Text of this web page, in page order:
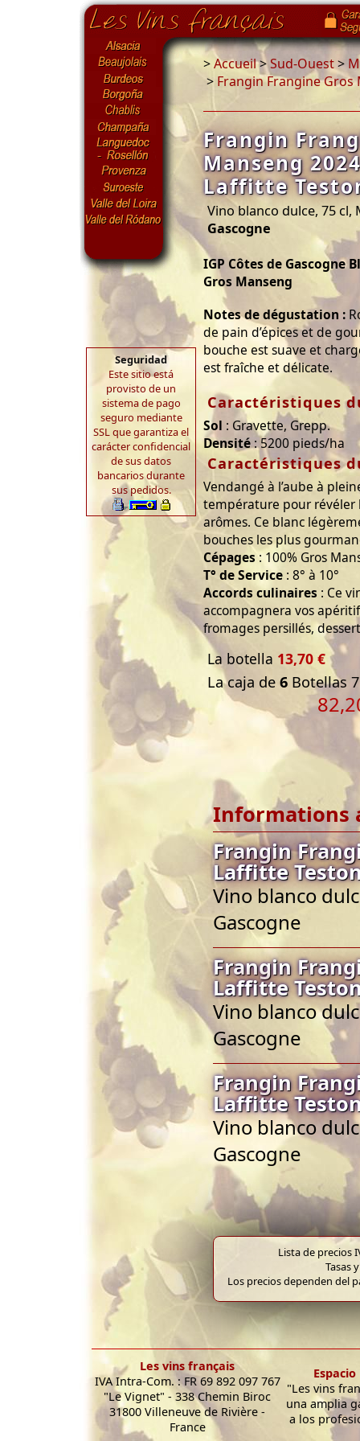
Seguridad
Este sitio está
provisto de un
sistema de pago
seguro mediante
SSL que garantiza el
carácter confidencial
de sus datos
bancarios durante
sus pedidos.
>Accueil>Sud-Ouest>
> Frangin Frangine Gros
Frangin
Manseng
Laffitte
Vino blanco dulce, 75
Gascogne
IGP Côtes de Gascogne
Gros Manseng
Notes de dégustation :
de pain d’épices et de
bouche est suave et
est fraîche et délicate.
Caractéristiques
Sol : Gravette, Grepp.
Densité : 5200 pieds/ha
Caractéristiques
Vendangé à l’aube à
température pour
arômes. Ce blanc
bouches les plus
Cépages : 100% Gros
T° de Service : 8° à 10°
Accords culinaires : Ce
accompagnera vos
fromages persillés,
La botella 13,70 €
La caja de 6 Botellas
Informations
Frangin
Laffitte
Vino blanco
Gascogne
Frangin
Laffitte
Vino blanco
Gascogne
Frangin
Laffitte
Vino blanco
Gascogne
Lista de precios
Tasas
Los precios dependen del
Les vins français
IVA Intra-Com. : FR 69 892 097 767
"Le Vignet" - 338 Chemin Biroc
31800 Villeneuve de Rivière -
France
"Les vins
una amplia
a los